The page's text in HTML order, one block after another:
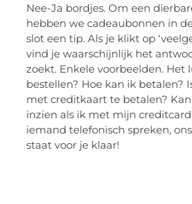
Nee-Ja bordjes. Om een
hebben we cadeaubonnen in
slot een tip. Als je klikt op
vind je waarschijnlijk het
zoekt. Enkele voorbeelden. Het
bestellen? Hoe kan ik betalen?
met creditkaart te betalen?
inzien als ik met mijn
iemand telefonisch spreken,
staat voor je klaar!